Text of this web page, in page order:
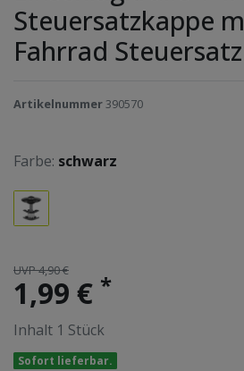
Steuersatzkappe
Fahrrad Steuersatz
Artikelnummer390570
Farbe: schwarz
UVP 4,90 €
1,99 € *
Inhalt 1 Stück
Sofort lieferbar.